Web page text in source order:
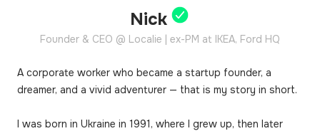
Nick
Founder & CEO @ Localie | ex-PM at IKEA, Ford HQ
A corporate worker who became a startup founder, a
dreamer, and a vivid adventurer — that is my story in short.
I was born in Ukraine in 1991, where I grew up, then later